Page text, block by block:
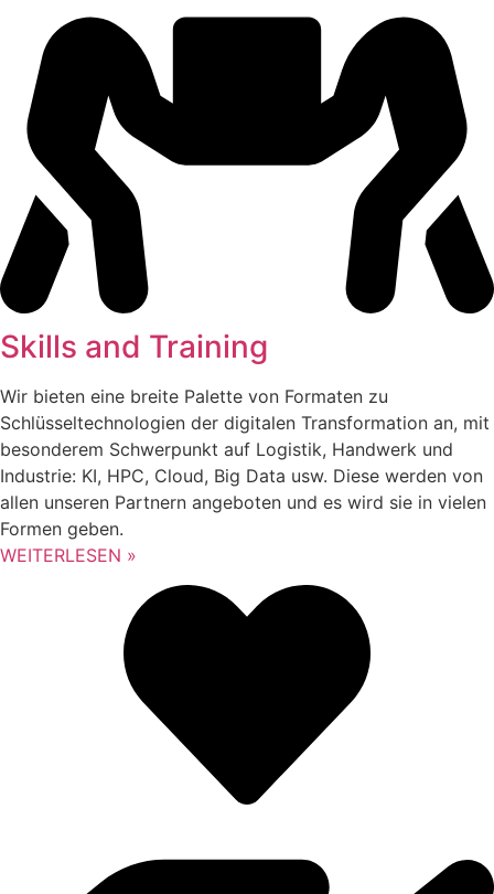
Skills and Training
Wir bieten eine breite Palette von Formaten zu
Schlüsseltechnologien der digitalen Transformation an, mit
besonderem Schwerpunkt auf Logistik, Handwerk und
Industrie: KI, HPC, Cloud, Big Data usw. Diese werden von
allen unseren Partnern angeboten und es wird sie in vielen
Formen geben.
WEITERLESEN »